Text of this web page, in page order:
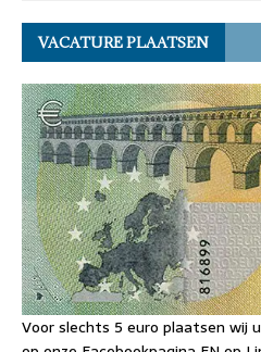
VACATURE PLAATSEN
Voor slechts 5 euro plaatsen wij